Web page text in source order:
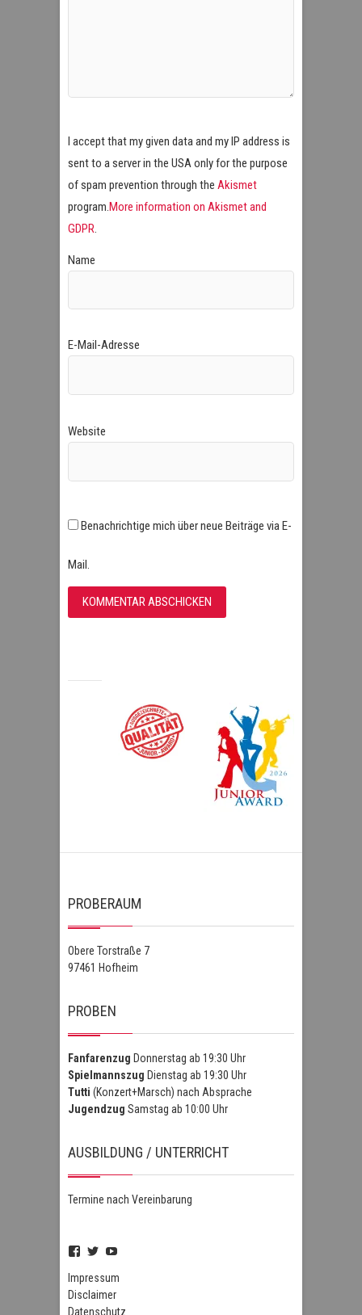
I accept that my given data and my IP address is
sent to a server in the USA only for the purpose
of spam prevention through the Akismet
program.More information on Akismet and
GDPR.
Name
E-Mail-Adresse
Website
Benachrichtige mich über neue Beiträge via E-
Mail.
PROBERAUM
Obere Torstraße 7
97461 Hofheim
PROBEN
Fanfarenzug Donnerstag ab 19:30 Uhr
Spielmannszug Dienstag ab 19:30 Uhr
Tutti (Konzert+Marsch) nach Absprache
Jugendzug Samstag ab 10:00 Uhr
AUSBILDUNG / UNTERRICHT
Termine nach Vereinbarung
Profil
FSZHofheim
auf
Facebook
Profil
FSZHOH
auf
Twitter
UCIPUnOSBlWxEpiBka0jOAfw
Impressum
Disclaimer
Datenschutz